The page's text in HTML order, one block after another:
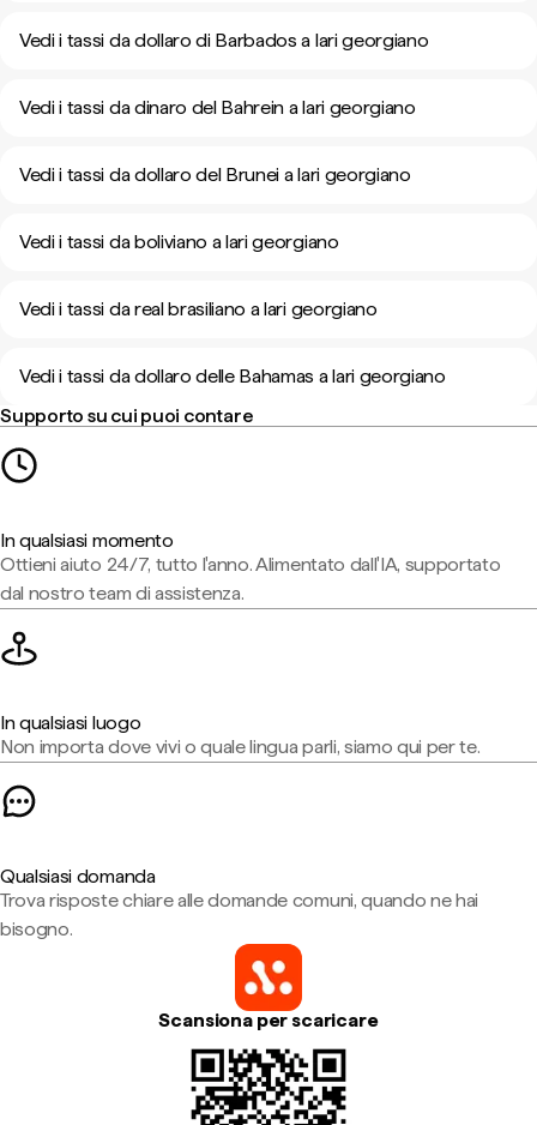
Vedi i tassi da dollaro di Barbados a lari georgiano
Vedi i tassi da dinaro del Bahrein a lari georgiano
Vedi i tassi da dollaro del Brunei a lari georgiano
Vedi i tassi da boliviano a lari georgiano
Vedi i tassi da real brasiliano a lari georgiano
Vedi i tassi da dollaro delle Bahamas a lari georgiano
Supporto su cui puoi contare
In qualsiasi momento
Ottieni aiuto 24/7, tutto l'anno. Alimentato dall'IA, supportato
dal nostro team di assistenza.
In qualsiasi luogo
Non importa dove vivi o quale lingua parli, siamo qui per te.
Qualsiasi domanda
Trova risposte chiare alle domande comuni, quando ne hai
bisogno.
Scansiona per scaricare